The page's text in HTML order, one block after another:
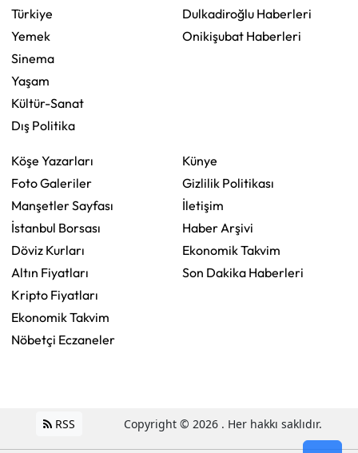
Türkiye
Yemek
Sinema
Yaşam
Kültür-Sanat
Dış Politika
Dulkadiroğlu Haberleri
Onikişubat Haberleri
Köşe Yazarları
Foto Galeriler
Manşetler Sayfası
İstanbul Borsası
Döviz Kurları
Altın Fiyatları
Kripto Fiyatları
Ekonomik Takvim
Nöbetçi Eczaneler
Künye
Gizlilik Politikası
İletişim
Haber Arşivi
Ekonomik Takvim
Son Dakika Haberleri
RSS Copyright © 2026 . Her hakkı saklıdır.